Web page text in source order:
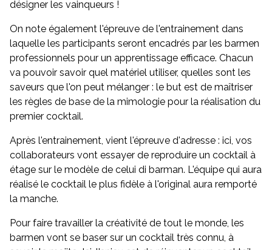
désigner les vainqueurs !
On note également l'épreuve de l'entrainement dans
laquelle les participants seront encadrés par les barmen
professionnels pour un apprentissage efficace. Chacun
va pouvoir savoir quel matériel utiliser, quelles sont les
saveurs que l'on peut mélanger : le but est de maîtriser
les règles de base de la mimologie pour la réalisation du
premier cocktail.
Après l'entrainement, vient l'épreuve d'adresse : ici, vos
collaborateurs vont essayer de reproduire un cocktail à
étage sur le modèle de celui di barman. L'équipe qui aura
réalisé le cocktail le plus fidèle à l'original aura remporté
la manche.
Pour faire travailler la créativité de tout le monde, les
barmen vont se baser sur un cocktail très connu, à